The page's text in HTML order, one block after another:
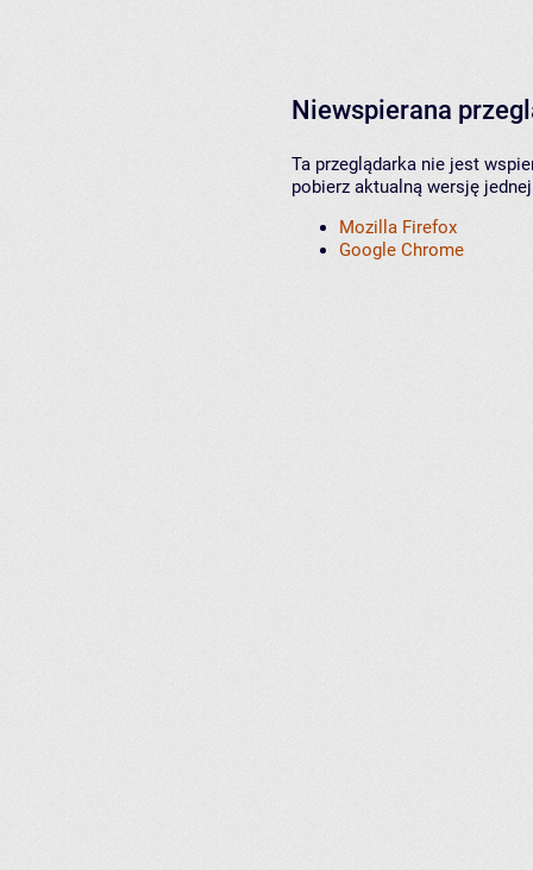
Niewspierana
Ta przeglądarka nie jest
pobierz aktualną wersję
Mozilla Firefox
Google Chrome